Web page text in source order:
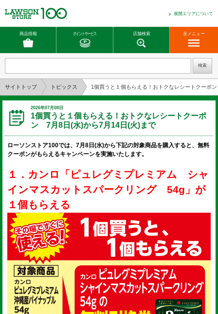
展開エリアについて
商品情報 ポイントサービス 店舗検索 全メニュー
サイトトップ トピックス 1個買うと１個もらえる！おトクなレシートクーポ
2026年07月08日
1個買うと１個もらえる！おトクなレシートクーポ
ン 7月8日(水)から7月14日(火)まで
ローソンストア100では、7月8日(水)から下記の対象商品を購入すると、無料
クーポンがもらえるキャンペーンを実施いたします。
１．カンロ「ピュレグミプレミアム シャ
インマスカットスパークリング 54g」が
１個もらえる